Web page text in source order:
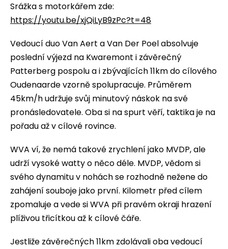
Srážka s motorkářem zde:
https://youtu.be/xjQiLyB9zPc?t=48
Vedoucí duo Van Aert a Van Der Poel absolvuje
poslední výjezd na Kwaremont i závěrečný
Patterberg pospolu a i zbývajících 11km do cílového
Oudenaarde vzorně spolupracuje. Průměrem
45km/h udržuje svůj minutový náskok na své
pronásledovatele. Oba si na spurt věří, taktika je na
pořadu až v cílové rovince.
WVA ví, že nemá takové zrychlení jako MVDP, ale
udrží vysoké watty o něco déle. MVDP, vědom si
svého dynamitu v nohách se rozhodně nežene do
zahájení souboje jako první. Kilometr před cílem
zpomaluje a vede si WVA při pravém okraji hrazení
plíživou třicítkou až k cílové čáře.
Jestliže závěrečných 11km zdolávali oba vedoucí